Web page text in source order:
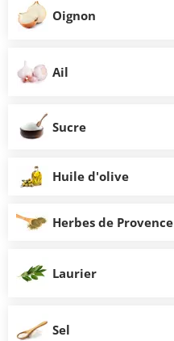
Oignon
Ail
Sucre
Huile d'olive
Herbes de Provence
Laurier
Sel